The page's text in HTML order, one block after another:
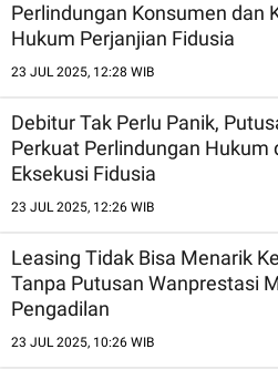
Perlindungan Konsumen dan
Hukum Perjanjian Fidusia
23 JUL 2025, 12:28 WIB
Debitur Tak Perlu Panik,
Perkuat Perlindungan Hukum
Eksekusi Fidusia
23 JUL 2025, 12:26 WIB
Leasing Tidak Bisa Menarik
Tanpa Putusan Wanprestasi
Pengadilan
23 JUL 2025, 10:26 WIB